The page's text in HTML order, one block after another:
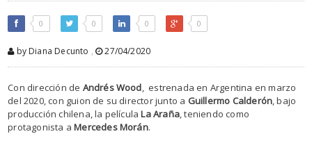
0 0 0 0
by Diana Decunto , 27/04/2020
Con dirección de Andrés Wood, estrenada en Argentina en marzo
del 2020, con guion de su director junto a Guillermo Calderón, bajo
producción chilena, la películaLa Araña, teniendo como
protagonista aMercedes Morán.